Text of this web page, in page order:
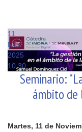
11
Nov
2025
10:30
Seminario:
ámbito de
Martes, 11 de